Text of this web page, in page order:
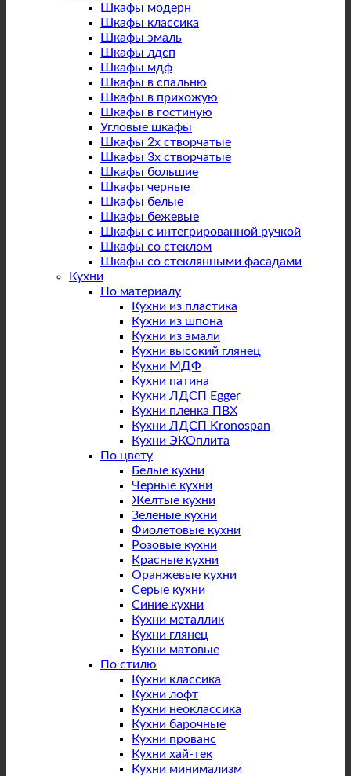
Шкафы модерн
Шкафы классика
Шкафы эмаль
Шкафы лдсп
Шкафы мдф
Шкафы в спальню
Шкафы в прихожую
Шкафы в гостиную
Угловые шкафы
Шкафы 2х створчатые
Шкафы 3х створчатые
Шкафы большие
Шкафы черные
Шкафы белые
Шкафы бежевые
Шкафы с интегрированной ручкой
Шкафы со стеклом
Шкафы со стеклянными фасадами
Кухни
По материалу
Кухни из пластика
Кухни из шпона
Кухни из эмали
Кухни высокий глянец
Кухни МДФ
Кухни патина
Кухни ЛДСП Egger
Кухни пленка ПВХ
Кухни ЛДСП Kronospan
Кухни ЭКОплита
По цвету
Белые кухни
Черные кухни
Желтые кухни
Зеленые кухни
Фиолетовые кухни
Розовые кухни
Красные кухни
Оранжевые кухни
Серые кухни
Синие кухни
Кухни металлик
Кухни глянец
Кухни матовые
По стилю
Кухни классика
Кухни лофт
Кухни неоклассика
Кухни барочные
Кухни прованс
Кухни хай-тек
Кухни минимализм